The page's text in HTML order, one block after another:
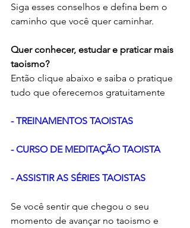
Siga esses conselhos e defina bem o
caminho que você quer caminhar.
Quer conhecer, estudar e praticar mais
taoismo?
Então clique abaixo e saiba o pratique
tudo que oferecemos gratuitamente
- TREINAMENTOS TAOISTAS
- CURSO DE MEDITAÇÃO TAOISTA
- ASSISTIR AS SÉRIES TAOISTAS
Se você sentir que chegou o seu
momento de avançar no taoismo e